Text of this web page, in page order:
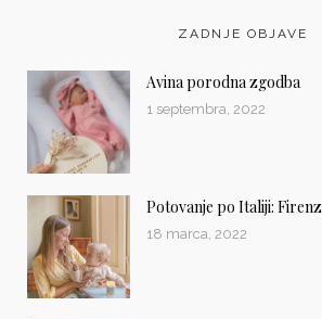
ZADNJE OBJAVE
Avina porodna zgodba
1 septembra, 2022
Potovanje po Italiji:
18 marca, 2022